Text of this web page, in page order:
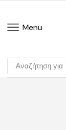
Menu
Αναζήτηση για